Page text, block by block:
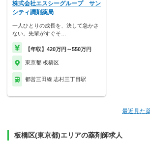
株式会社エスシーグループ サン
シティ調剤薬局
一人ひとりの成長を、決して急かさ
ない。先輩がすぐそ…
【年収】420万円～550万円
東京都 板橋区
都営三田線 志村三丁目駅
最近見た
板橋区(東京都)エリアの薬剤師求人